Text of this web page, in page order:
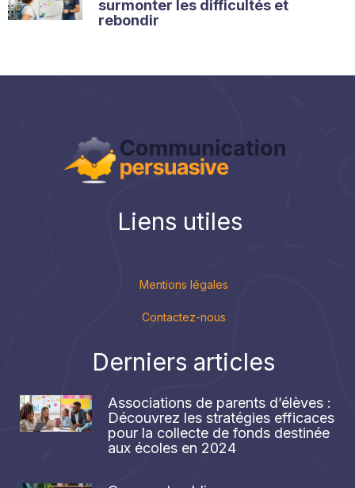
surmonter les difficultés et
rebondir
Liens utiles
Mentions légales
Contactez-nous
Derniers articles
Associations de parents d’élèves :
Découvrez les stratégies efficaces
pour la collecte de fonds destinée
aux écoles en 2024